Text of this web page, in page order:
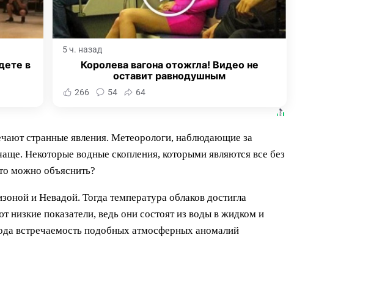
в
5 ч. назад
Королева вагона отожгла! Видео не
оставит равнодушным
266 54 64
странные явления. Метеорологи, наблюдающие за
Некоторые водные скопления, которыми являются все без
можно объяснить?
и Невадой. Тогда температура облаков достигла
показатели, ведь они состоят из воды в жидком и
встречаемость подобных атмосферных аномалий